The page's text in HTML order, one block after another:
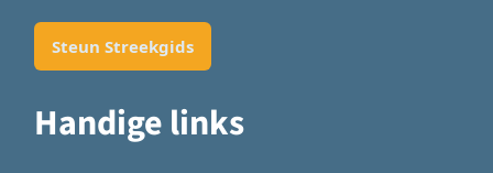
Steun Streekgids
Handige links